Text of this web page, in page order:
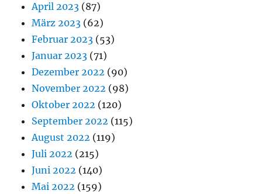
April 2023 (87)
März 2023 (62)
Februar 2023 (53)
Januar 2023 (71)
Dezember 2022 (90)
November 2022 (98)
Oktober 2022 (120)
September 2022 (115)
August 2022 (119)
Juli 2022 (215)
Juni 2022 (140)
Mai 2022 (159)